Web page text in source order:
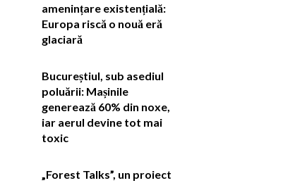
amenințare existențială:
Europa riscă o nouă eră
glaciară
Bucureștiul, sub asediul
poluării: Mașinile
generează 60% din noxe,
iar aerul devine tot mai
toxic
„Forest Talks”, un proiect